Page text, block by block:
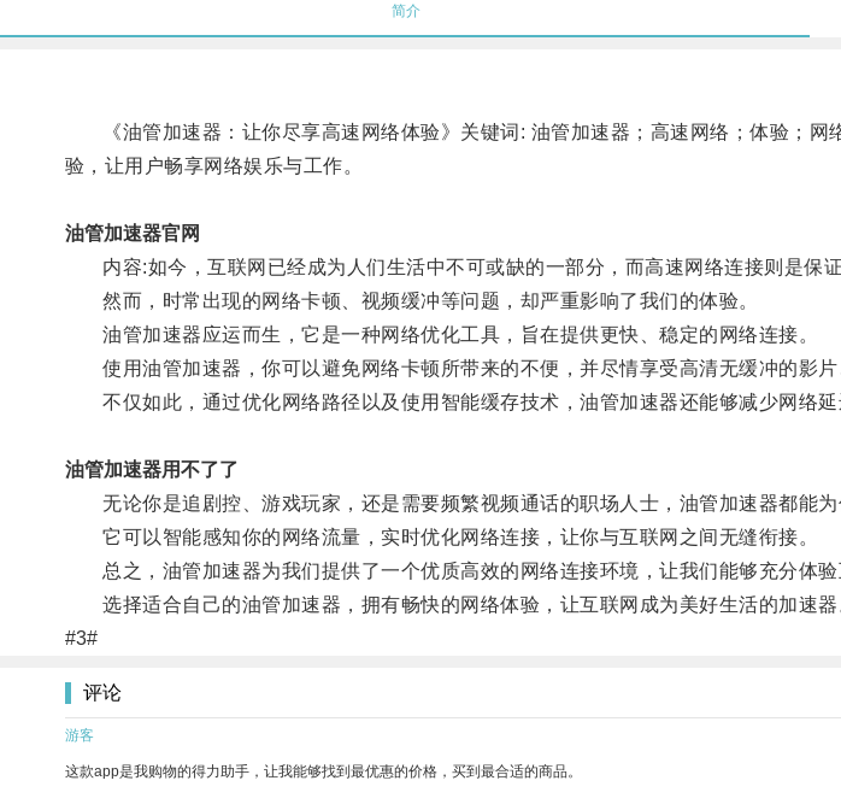
简介
《油管加速器：让你尽享高速网络体验》关键词: 油管加速器；高速网络；体验；网
验，让用户畅享网络娱乐与工作。
油管加速器官网
内容:如今，互联网已经成为人们生活中不可或缺的一部分，而高速网络连接则是保
然而，时常出现的网络卡顿、视频缓冲等问题，却严重影响了我们的体验。
油管加速器应运而生，它是一种网络优化工具，旨在提供更快、稳定的网络连接。
使用油管加速器，你可以避免网络卡顿所带来的不便，并尽情享受高清无缓冲的影片
不仅如此，通过优化网络路径以及使用智能缓存技术，油管加速器还能够减少网络延
油管加速器用不了了
无论你是追剧控、游戏玩家，还是需要频繁视频通话的职场人士，油管加速器都能为
它可以智能感知你的网络流量，实时优化网络连接，让你与互联网之间无缝衔接。
总之，油管加速器为我们提供了一个优质高效的网络连接环境，让我们能够充分体验
选择适合自己的油管加速器，拥有畅快的网络体验，让互联网成为美好生活的加速器
#3#
评论
游客
这款app是我购物的得力助手，让我能够找到最优惠的价格，买到最合适的商品。